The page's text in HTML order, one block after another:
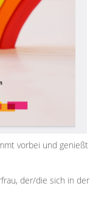
vorbei und genießt
der/die sich in der